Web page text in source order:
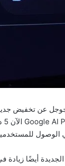
عن تخفيض
الوصول